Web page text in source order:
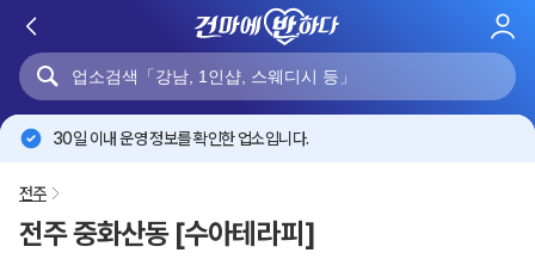
로
30일 이내 운영 정보를 확인한 업소입니다.
전주
전주 중화산동 [수아테라피]